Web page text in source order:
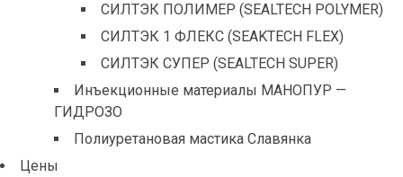
СИЛТЭК ПОЛИМЕР (SEALTECH POLYMER)
СИЛТЭК 1 ФЛЕКС (SEAKTECH FLEX)
СИЛТЭК СУПЕР (SEALTECH SUPER)
Инъекционные материалы МАНОПУР —
ГИДРОЗО
Полиуретановая мастика Славянка
Цены